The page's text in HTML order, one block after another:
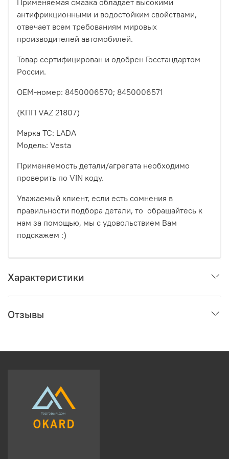
антифрикционными и водостойким свойствами,
отвечает всем требованиям мировых
производителей автомобилей.
Товар сертифицирован и одобрен Госстандартом
России.
ОЕМ-номер: 8450006570; 8450006571
(КПП VAZ 21807)
Марка ТС: LADA
Модель: Vesta
Применяемость детали/агрегата необходимо
проверить по VIN коду.
Уважаемый клиент, если есть сомнения в
правильности подбора детали, то обращайтесь к
нам за помощью, мы с удовольствием Вам
подскажем :)
Характеристики
Отзывы